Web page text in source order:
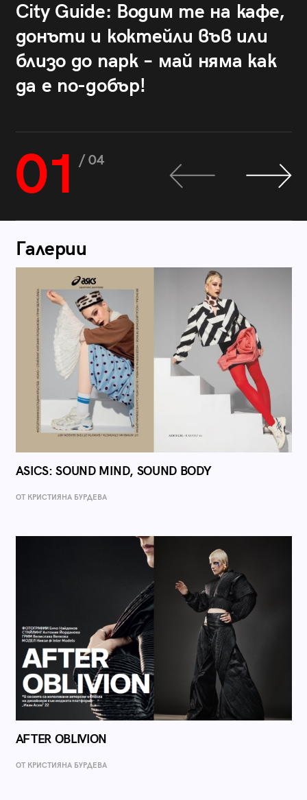
City Guide: Водим те на кафе,
донъти и коктейли във или
близо до парк – май няма как
да е по-добър!
01 / 04
Галерии
ASICS: SOUND MIND, SOUND BODY
ОТ КРИСТИЯНА БУРДЕВА
AFTER OBLIVION
ОТ КРИСТИЯНА БУРДЕВА